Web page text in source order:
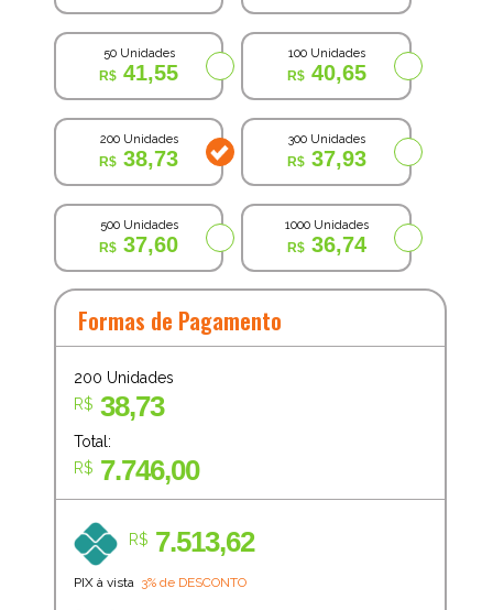
50 Unidades
41,55
100 Unidades
40,65
200 Unidades
38,73
300 Unidades
37,93
500 Unidades
37,60
1000 Unidades
36,74
Formas de Pagamento
200 Unidades
R$ 38,73
Total:
R$ 7.746,00
R$ 7.513,62
PIX à vista 3% de DESCONTO